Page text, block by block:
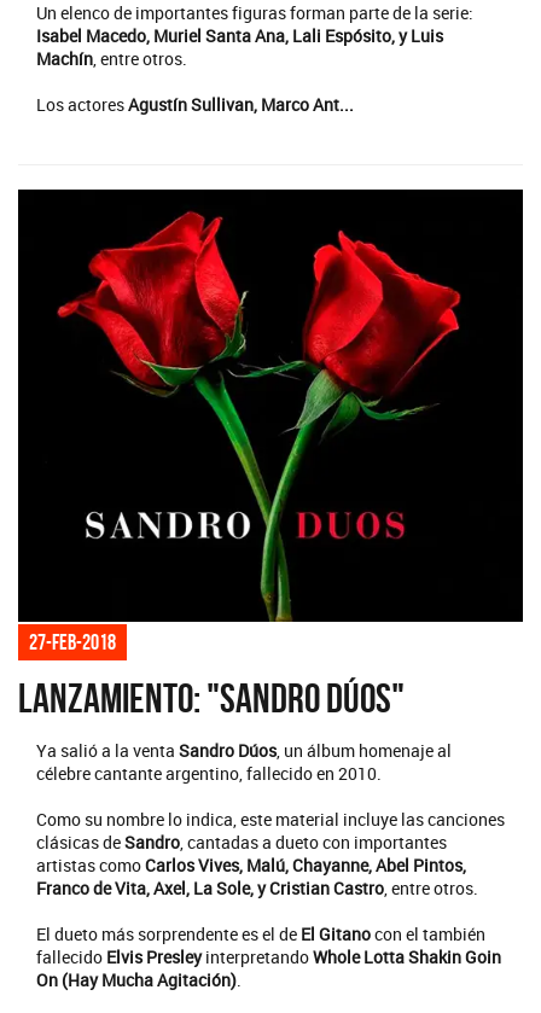
Un elenco de importantes figuras forman parte de la serie:
Isabel Macedo, Muriel Santa Ana, Lali Espósito, y Luis
Machín, entre otros.
Los actoresAgustín Sullivan, Marco Ant...
27-feb-2018
Lanzamiento: "Sandro Dúos"
Ya salió a la venta Sandro Dúos, un álbum homenaje al
célebre cantante argentino, fallecido en 2010.
Como su nombre lo indica, este material incluye las canciones
clásicas deSandro, cantadas a dueto con importantes
artistas comoCarlos Vives, Malú, Chayanne, Abel Pintos,
Franco de Vita, Axel, La Sole, y Cristian Castro, entre otros.
El dueto más sorprendente es el de El Gitanocon el también
fallecido Elvis PresleyinterpretandoWhole Lotta Shakin Goin
On (Hay Mucha Agitación).